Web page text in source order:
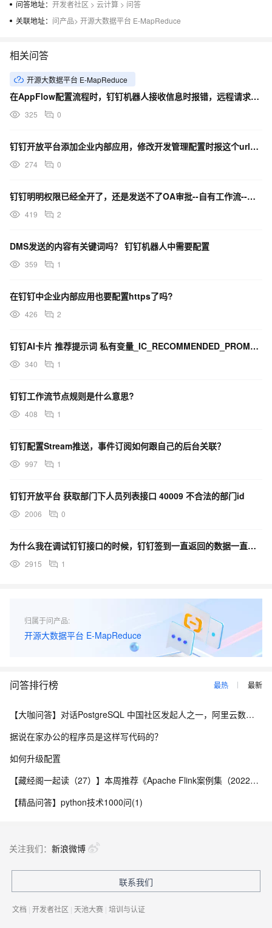
问答地址： 开发者社区 > 云计算 > 问答
关联地址： 问产品> 开源大数据平台 E-MapReduce
相关问答
开源大数据平台 E-MapReduce
在AppFlow配置流程时，钉钉机器人接收信息时报错，远程请求失败，未知错误是什么原因？
325 0
钉钉开放平台添加企业内部应用，修改开发管理配置时报这个url的错，怎么解决，就算是填了一个短地址也不
274 0
钉钉明明权限已经全开了，还是发送不了OA审批--自有工作流--创建实例，提示没权限
419 2
DMS发送的内容有关键词吗？ 钉钉机器人中需要配置
359 1
在钉钉中企业内部应用也要配置https了吗?
426 2
钉钉AI卡片 推荐提示词 私有变量_IC_RECOMMENDED_PROMPT如何配置？
340 1
钉钉工作流节点规则是什么意思?
408 1
钉钉配置Stream推送，事件订阅如何跟自己的后台关联？
997 1
钉钉开放平台 获取部门下人员列表接口 40009 不合法的部门id
2006 0
为什么我在调试钉钉接口的时候，钉钉签到一直返回的数据一直是空的？
2915 1
归属于问产品:
开源大数据平台 E-MapReduce
问答排行榜 最热 最新
【大咖问答】对话PostgreSQL 中国社区发起人之一，阿里云数据库高级专家 德哥
据说在家办公的程序员是这样写代码的？
如何升级配置
【藏经阁一起读（27）】本周推荐《Apache Flink案例集（2022版）》，你有哪些心得？
【精品问答】python技术1000问(1)
关注我们： 新浪微博
联系我们
文档 | 开发者社区 | 天池大赛 | 培训与认证